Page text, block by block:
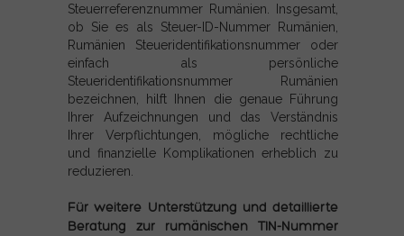
Steuerreferenznummer Rumänien. Insgesamt,
ob Sie es als Steuer-ID-Nummer Rumänien,
Rumänien Steueridentifikationsnummer oder
einfach als persönliche
Steueridentifikationsnummer Rumänien
bezeichnen, hilft Ihnen die genaue Führung
Ihrer Aufzeichnungen und das Verständnis
Ihrer Verpflichtungen, mögliche rechtliche
und finanzielle Komplikationen erheblich zu
reduzieren.
Für weitere Unterstützung und detaillierte
Beratung zur rumänischen TIN-Nummer